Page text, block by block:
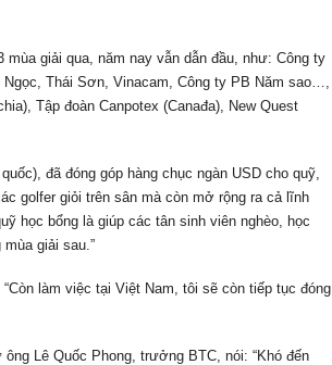
mùa giải qua, năm nay vẫn dẫn đầu, như: Công ty
Thái Sơn, Vinacam, Công ty PB Năm sao…,
Tập đoàn Canpotex (Canađa), New Quest
đã đóng góp hàng chục ngàn USD cho quỹ,
golfer giỏi trên sân mà còn mở rộng ra cả lĩnh
học bổng là giúp các tân sinh viên nghèo, học
giải sau.”
làm việc tại Việt Nam, tôi sẽ còn tiếp tục đóng
Lê Quốc Phong, trưởng BTC, nói: “Khó đến